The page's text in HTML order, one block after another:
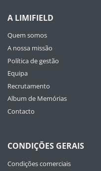
A LIMIFIELD
Quem somos
A nossa missão
Política de gestão
Equipa
Recrutamento
Album de Memórias
Contacto
CONDIÇÕES GERAIS
Condições comerciais